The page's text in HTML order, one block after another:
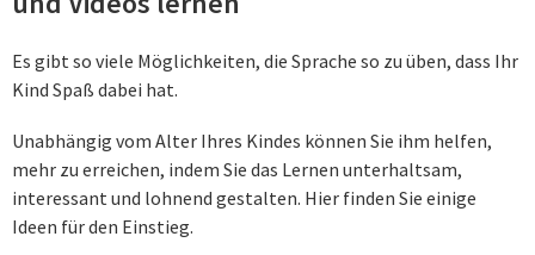
Es gibt so viele Möglichkeiten, die Sprache so zu üben, dass Ihr
Kind Spaß dabei hat.
Unabhängig vom Alter Ihres Kindes können Sie ihm helfen,
mehr zu erreichen, indem Sie das Lernen unterhaltsam,
interessant und lohnend gestalten. Hier finden Sie einige
Ideen für den Einstieg.